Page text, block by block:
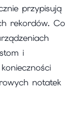
przypisują
rekordów. Co
i
notatek